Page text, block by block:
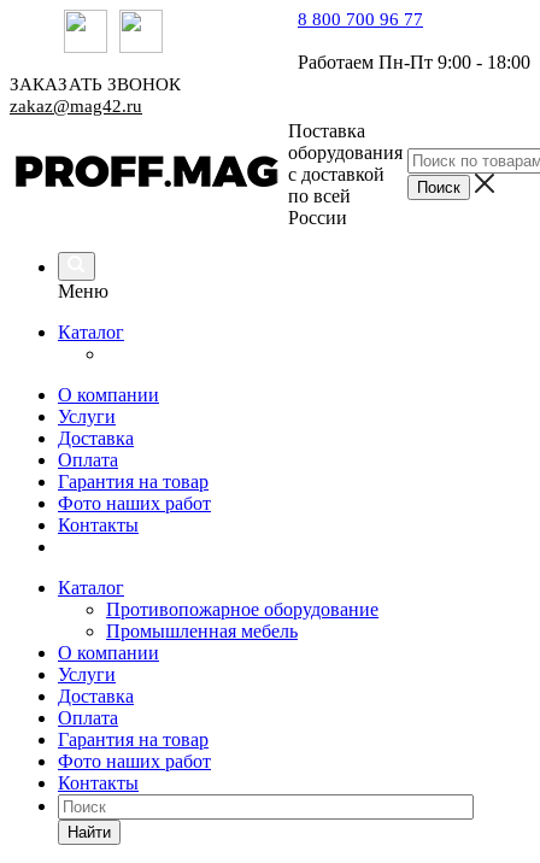
8 800 700 96 77
Работаем Пн-Пт 9:00 - 18:00
ЗАКАЗАТЬ ЗВОНОК
zakaz@mag42.ru
Поставка
оборудования
с доставкой
по всей
России
Меню
Каталог
О компании
Услуги
Доставка
Оплата
Гарантия на товар
Фото наших работ
Контакты
Каталог
Противопожарное оборудование
Промышленная мебель
О компании
Услуги
Доставка
Оплата
Гарантия на товар
Фото наших работ
Контакты
Найти